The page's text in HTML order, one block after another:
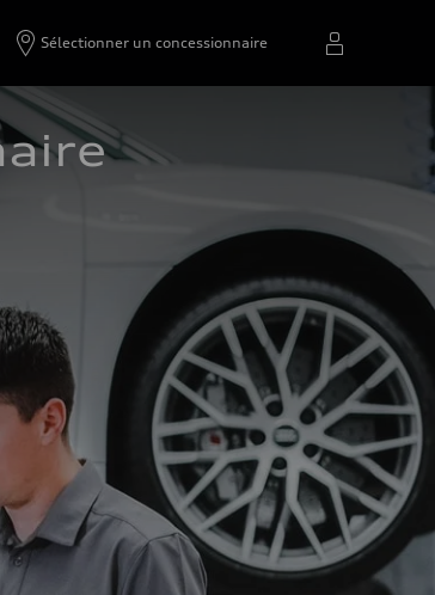
Sélectionner un concessionnaire